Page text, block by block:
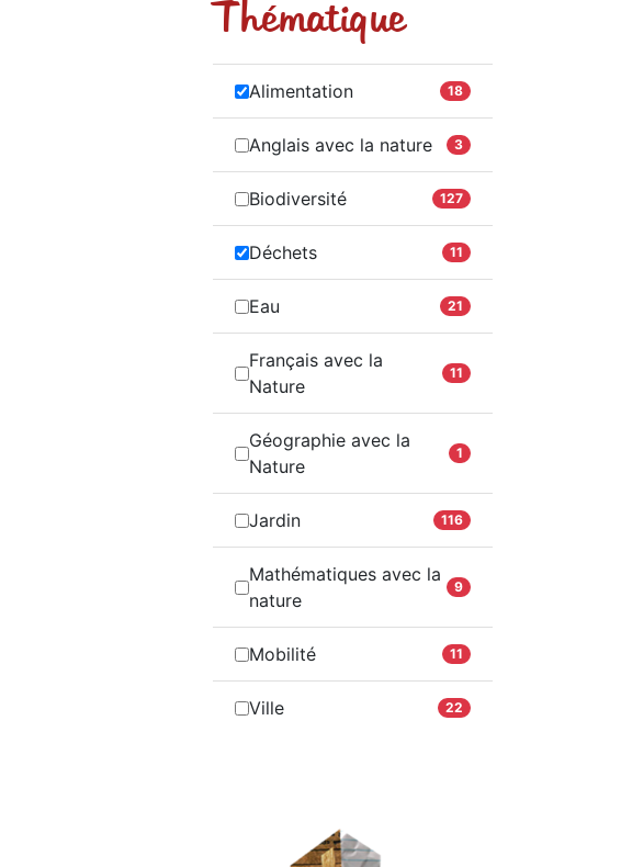
Thématique
Alimentation 18
Anglais avec la nature 3
Biodiversité 127
Déchets 11
Eau 21
Français avec la
Nature
11
Géographie avec la
Nature
1
Jardin 116
Mathématiques avec la
nature
9
Mobilité 11
Ville 22